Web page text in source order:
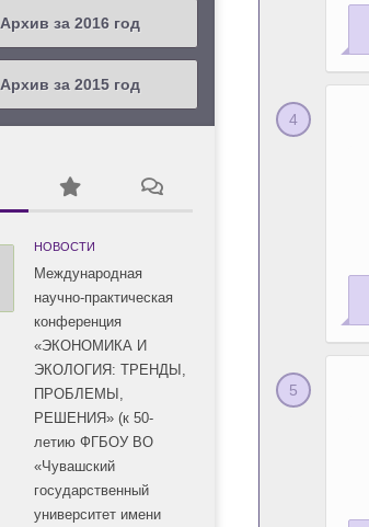
2019 / #1
2018 / #1
2017 / #3
Архив за 2016 год
2016 / #4
2016 / #3
Архив за 2015 год
2015 / #3
2015 / #2
НОВОСТИ
Международная
научно-практическая
конференция
«ЭКОНОМИКА И
ЭКОЛОГИЯ: ТРЕНДЫ,
ПРОБЛЕМЫ,
РЕШЕНИЯ» (к 50-
летию ФГБОУ ВО
«Чувашский
государственный
университет имени